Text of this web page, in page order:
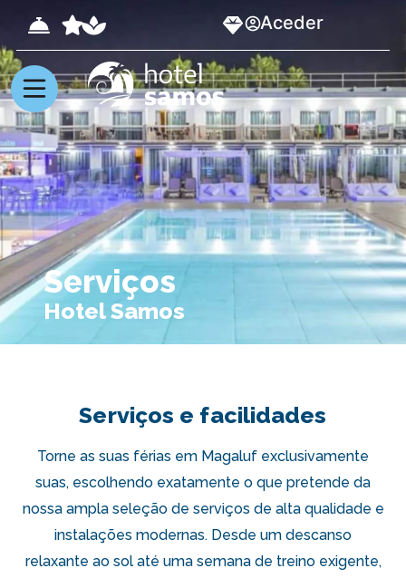
Aceder
Serviços
Hotel Samos
Serviços e facilidades
Torne as suas férias em Magaluf exclusivamente
suas, escolhendo exatamente o que pretende da
nossa ampla seleção de serviços de alta qualidade e
instalações modernas. Desde um descanso
relaxante ao sol até uma semana de treino exigente,